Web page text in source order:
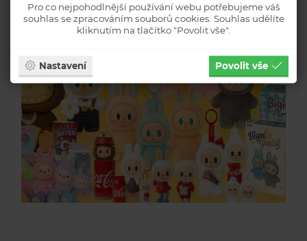
Pro co nejpohodlnější používání webu potřebujeme váš
souhlas se zpracováním souborů cookies. Souhlas udělíte
kliknutím na tlačítko "Povolit vše".
Nastavení Povolit vše